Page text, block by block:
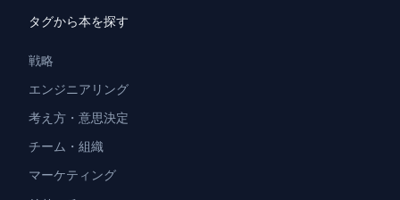
タグから本を探す
戦略
エンジニアリング
考え方・意思決定
チーム・組織
マーケティング